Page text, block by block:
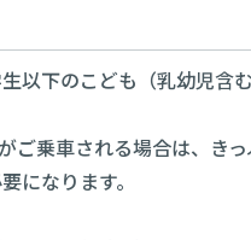
以下のこども（乳幼児含
乗車される場合は、き
になります。